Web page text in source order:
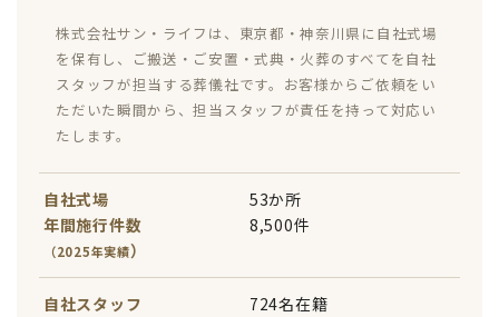
株式会社サン・ライフは、東京都・神奈川県に自社式場
を保有し、ご搬送・ご安置・式典・火葬のすべてを自社
スタッフが担当する葬儀社です。お客様からご依頼をい
ただいた瞬間から、担当スタッフが責任を持って対応い
たします。
自社式場
53か所
年間施行件数
（2025年実績）
8,500件
自社スタッフ
724名在籍